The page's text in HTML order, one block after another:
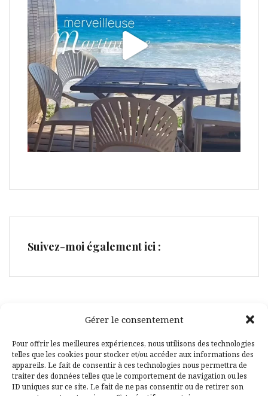
Gérer le consentement
Pour offrir les meilleures expériences, nous utilisons des technologies
telles que les cookies pour stocker et/ou accéder aux informations des
appareils. Le fait de consentir à ces technologies nous permettra de
traiter des données telles que le comportement de navigation ou les
ID uniques sur ce site. Le fait de ne pas consentir ou de retirer son
Suivez-moi également ici :
Facebook
Pinterest